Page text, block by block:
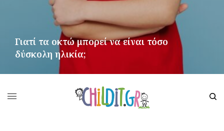
Γιατί τα οκτώ μπορεί να είναι τόσο
δύσκολη ηλικία;